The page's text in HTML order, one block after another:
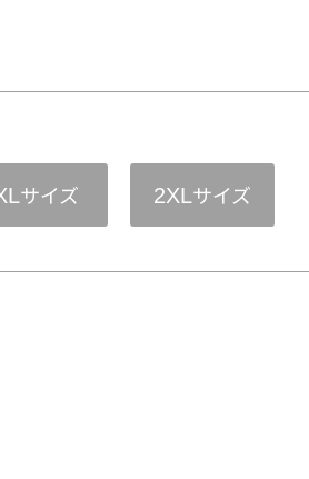
サイズ 2XLサイズ